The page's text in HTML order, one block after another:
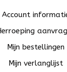
Account
Mijn bestellingen
Mijn verlanglijst